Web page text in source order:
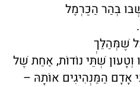
בְּהַר הַכַּרְמֶל
שֶׁמְּהַלֵּךְ
וְטָעוּן שְׁתֵּי נוֹדוֹת, אַחַת שֶׁל
אָדָם הַמַּנְהִיגִים אוֹתָהּ –